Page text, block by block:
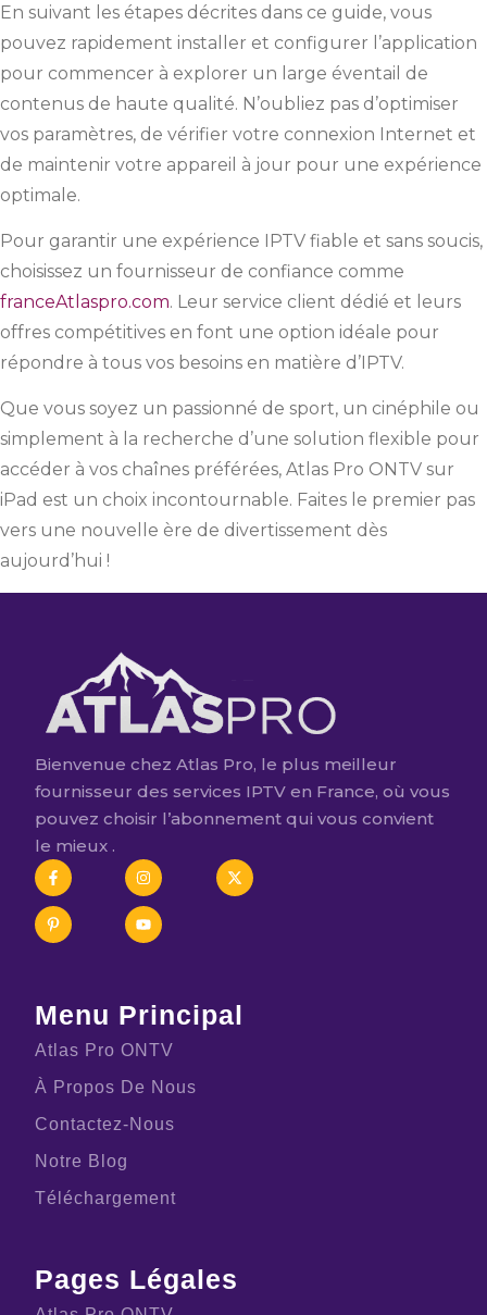
En suivant les étapes décrites dans ce guide, vous
pouvez rapidement installer et configurer l’application
pour commencer à explorer un large éventail de
contenus de haute qualité. N’oubliez pas d’optimiser
vos paramètres, de vérifier votre connexion Internet et
de maintenir votre appareil à jour pour une expérience
optimale.
Pour garantir une expérience IPTV fiable et sans soucis,
choisissez un fournisseur de confiance comme
franceAtlaspro.com. Leur service client dédié et leurs
offres compétitives en font une option idéale pour
répondre à tous vos besoins en matière d’IPTV.
Que vous soyez un passionné de sport, un cinéphile ou
simplement à la recherche d’une solution flexible pour
accéder à vos chaînes préférées, Atlas Pro ONTV sur
iPad est un choix incontournable. Faites le premier pas
vers une nouvelle ère de divertissement dès
aujourd’hui !
Bienvenue chez Atlas Pro, le plus meilleur
fournisseur des services IPTV en France, où vous
pouvez choisir l’abonnement qui vous convient
le mieux .
Menu Principal
Atlas Pro ONTV
À Propos De Nous
Contactez-Nous
Notre Blog
Téléchargement
Pages Légales